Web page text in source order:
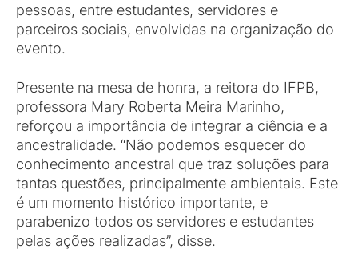
pessoas, entre estudantes, servidores e
parceiros sociais, envolvidas na organização do
evento.
Presente na mesa de honra, a reitora do IFPB,
professora Mary Roberta Meira Marinho,
reforçou a importância de integrar a ciência e a
ancestralidade. “Não podemos esquecer do
conhecimento ancestral que traz soluções para
tantas questões, principalmente ambientais. Este
é um momento histórico importante, e
parabenizo todos os servidores e estudantes
pelas ações realizadas”, disse.